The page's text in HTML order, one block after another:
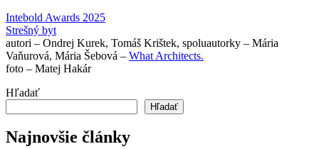
Intebold Awards 2025
Strešný byt
autori – Ondrej Kurek, Tomáš Krištek, spoluautorky – Mária
Vaňurová, Mária Šebová – What Architects.
foto – Matej Hakár
Hľadať
Hľadať
Najnovšie články